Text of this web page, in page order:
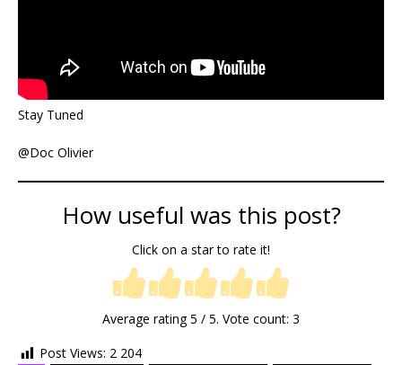
Stay Tuned
@Doc Olivier
How useful was this post?
Click on a star to rate it!
Average rating5 / 5. Vote count: 3
Post Views: 2 204